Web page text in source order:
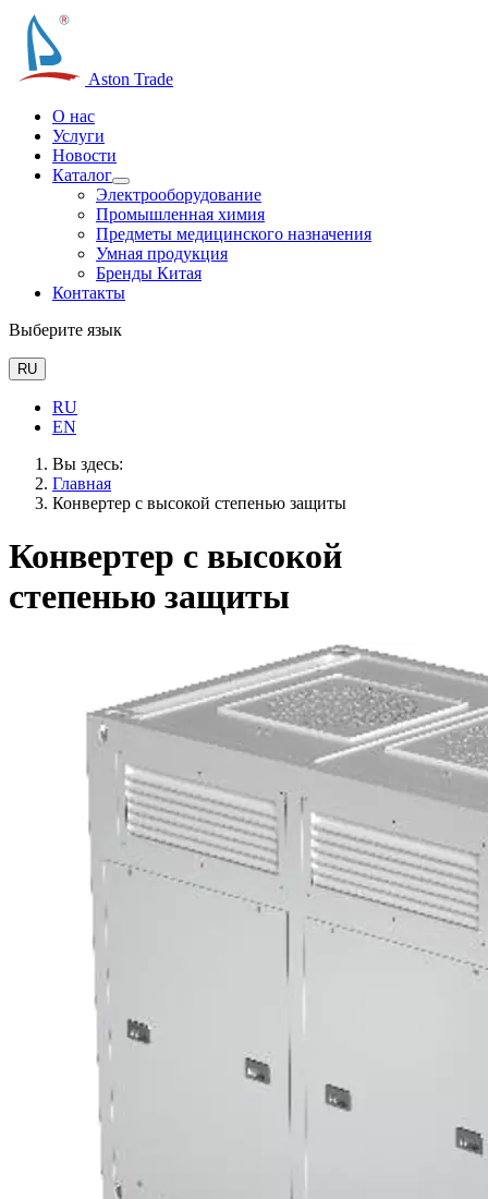
Aston Trade
О нас
Услуги
Новости
Каталог
Электрооборудование
Промышленная химия
Предметы медицинского назначения
Умная продукция
Бренды Китая
Контакты
Выберите язык
RU
RU
EN
Вы здесь:
Главная
Конвертер с высокой степенью защиты
Конвертер с высокой
степенью защиты